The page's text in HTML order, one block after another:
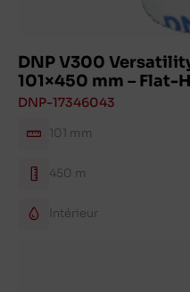
DNP V300
101×450 mm – Flat-
DNP-17346043
101 mm
450 m
Intérieur